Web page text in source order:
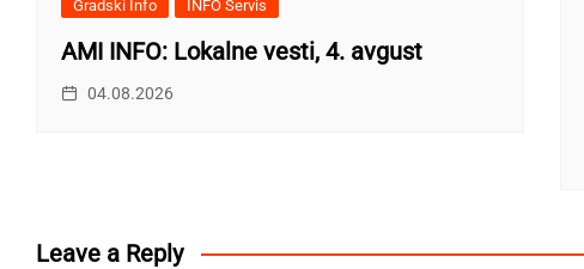
Gradski Info INFO Servis
AMI INFO: Lokalne vesti, 4. avgust
04.08.2026
Leave a Reply